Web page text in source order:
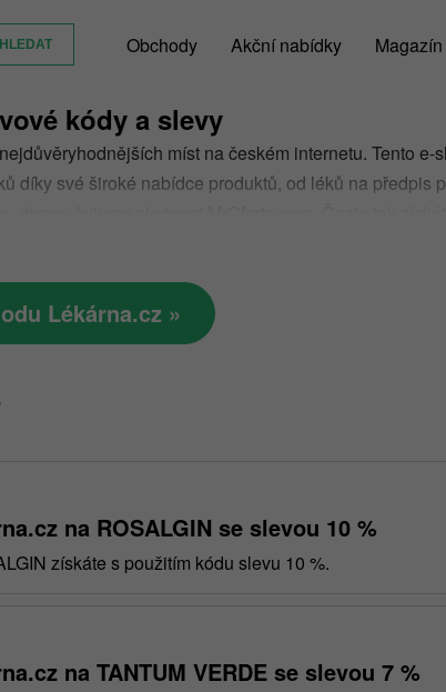
Obchody Akční nabídky Magazín
kódy a slevy
míst na českém internetu. Tento
díky své široké nabídce produktů, od léků na předpis
z nejjednodušších způsobů, jak na svém nákupu
Lékárna.cz »
na ROSALGIN se slevou 10 %
získáte s použitím kódu slevu 10 %.
na TANTUM VERDE se slevou 7 %